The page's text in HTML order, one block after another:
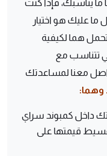
يناسبك، فإذا كنت
عليك هو اختيار
تحمل هما لكيفية
تتناسب مع
معنا لمساعدتك
وهما:
داخل كمبوند سراي
قيمتها على